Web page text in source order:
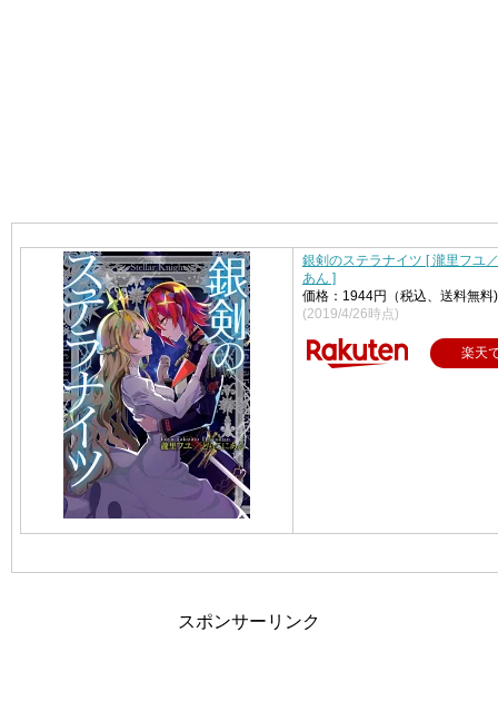
銀剣のステラナイツ [ 瀧里フユ
あん ]
価格：1944円（税込、送料無料)
(2019/4/26時点)
楽天
スポンサーリンク